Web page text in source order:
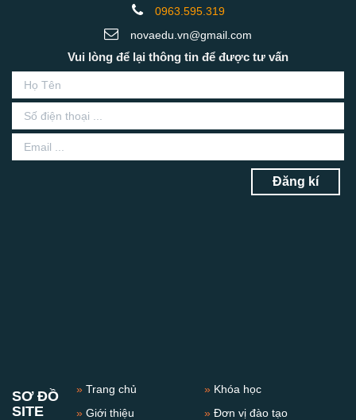
0963.595.319
novaedu.vn@gmail.com
Vui lòng để lại thông tin để được tư vấn
Đăng kí
SƠ ĐỒ
SITE
»Trang chủ
»Giới thiệu
» Khóa học
»Đơn vị đào tạo